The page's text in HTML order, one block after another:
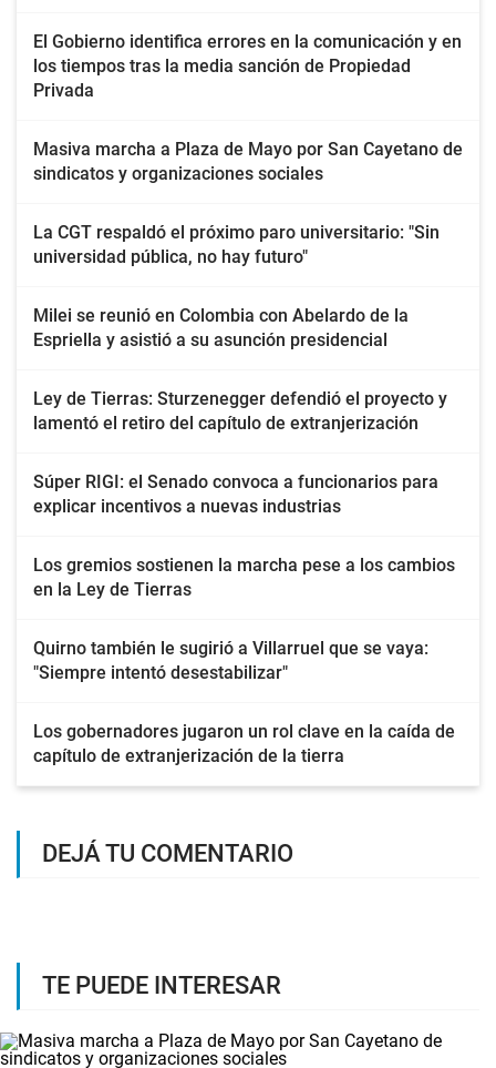
El Gobierno identifica errores en la comunicación y en
los tiempos tras la media sanción de Propiedad
Privada
Masiva marcha a Plaza de Mayo por San Cayetano de
sindicatos y organizaciones sociales
La CGT respaldó el próximo paro universitario: "Sin
universidad pública, no hay futuro"
Milei se reunió en Colombia con Abelardo de la
Espriella y asistió a su asunción presidencial
Ley de Tierras: Sturzenegger defendió el proyecto y
lamentó el retiro del capítulo de extranjerización
Súper RIGI: el Senado convoca a funcionarios para
explicar incentivos a nuevas industrias
Los gremios sostienen la marcha pese a los cambios
en la Ley de Tierras
Quirno también le sugirió a Villarruel que se vaya:
"Siempre intentó desestabilizar"
Los gobernadores jugaron un rol clave en la caída de
capítulo de extranjerización de la tierra
DEJÁ TU COMENTARIO
TE PUEDE INTERESAR